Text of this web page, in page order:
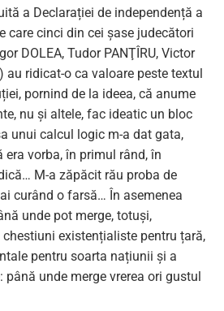
a Declarației de independență a
care cinci din cei șase judecători
DOLEA, Tudor PANŢÎRU, Victor
au ridicat-o ca valoare peste textul
pornind de la ideea, că anume
nu și altele, fac ideatic un bloc
unui calcul logic m-a dat gata,
era vorba, în primul rând, în
M-a zăpăcit rău proba de
curând o farsă… În asemenea
unde pot merge, totuși,
existențialiste pentru țară,
pentru soarta națiunii și a
unde merge vrerea ori gustul